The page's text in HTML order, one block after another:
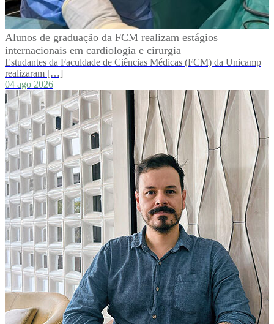
Alunos de graduação da FCM realizam estágios
internacionais em cardiologia e cirurgia
Estudantes da Faculdade de Ciências Médicas (FCM) da Unicamp
realizaram […]
04 ago 2026